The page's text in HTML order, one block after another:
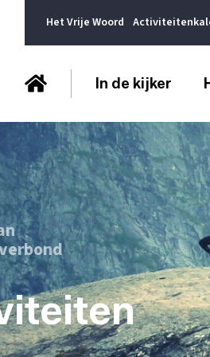
Het Vrije Woord
In de kijker